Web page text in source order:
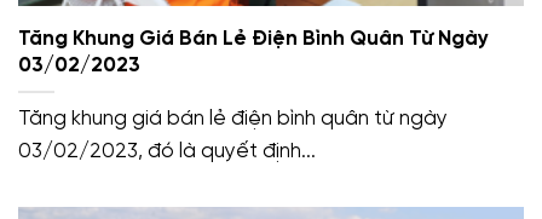
Tăng Khung Giá Bán Lẻ Điện Bình Quân Từ Ngày
03/02/2023
Tăng khung giá bán lẻ điện bình quân từ ngày
03/02/2023, đó là quyết định...